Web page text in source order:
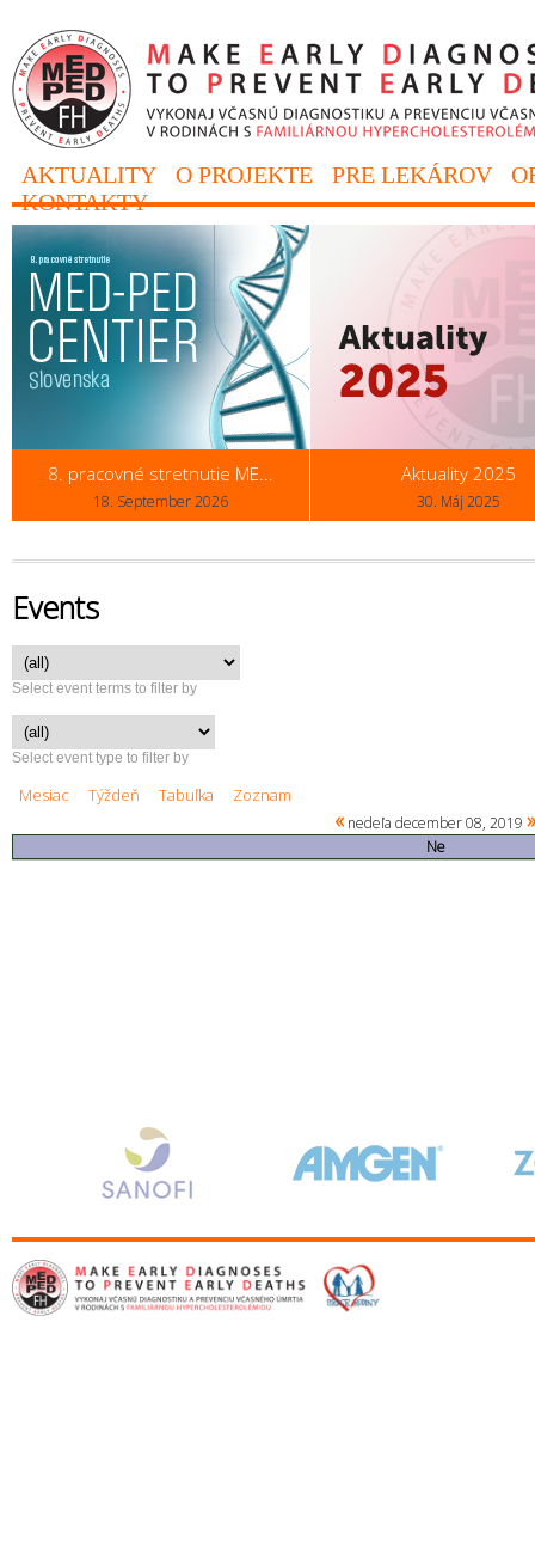
AKTUALITY O PROJEKTE PRE LEKÁROV
KONTAKTY
8. pracovné stretnutie ME...
18. September 2026
Aktuality 2025
30. Máj 2025
Events
Select event terms to filter by
Select event type to filter by
Mesiac Týždeň Tabuľka Zoznam
«nedeľa december 08, 2019
Ne